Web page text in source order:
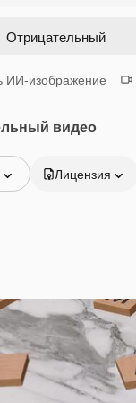
ИИ-изображение
видео
Лицензия